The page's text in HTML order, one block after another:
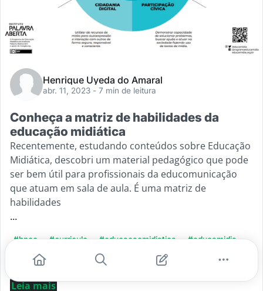
Henrique Uyeda do Amaral
abr. 11, 2023 - 7 min de leitura
Conheça a matriz de habilidades da
educação midiática
Recentemente, estudando conteúdos sobre Educação
Midiática, descobri um material pedagógico que pode
ser bem útil para profissionais da educomunicação
que atuam em sala de aula. É uma matriz de
habilidades
...
#bncc #curriculo #educacaomidiatica
#educamidia
#sala de aula
Leia mais